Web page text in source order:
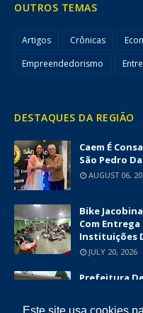
OUTROS TEMAS
Artigos Crônicas
Empreendedorismo
DESTAQUES DA REGIÃO
Caem É
São Pedro
AUGUST 06,
Bike
Com Entrega
Instituições
JULY 20, 2026
Prefeitura
Superior A